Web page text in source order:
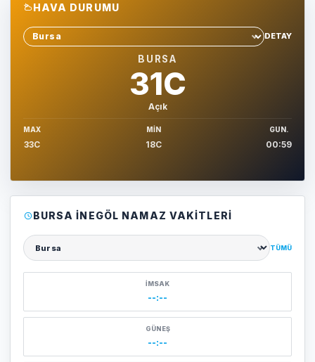
HAVA DURUMU
Sehir sec
DETAY
BURSA
31C
Açık
MAX
33C
MIN
18C
GUN.
00:59
BURSA İNEGÖL NAMAZ VAKITLERI
Şehir seçin
TÜMÜ
İMSAK
--:--
GÜNEŞ
--:--